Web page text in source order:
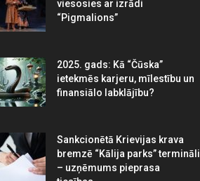
viesosies ar izrādi
“Pigmalions”
2025. gads: Kā “Čūska”
ietekmēs karjeru, mīlestību un
finansiālo labklājību?
Sankcionētā Krievijas krava
bremzē “Kālija parks” termināli
– uzņēmums pieprasa